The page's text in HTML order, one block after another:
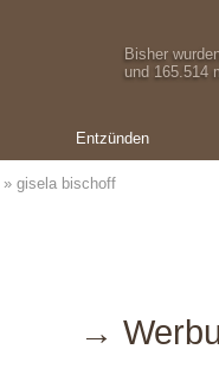
Bisher
und 165.514
Entzünden
» gisela bischoff
→